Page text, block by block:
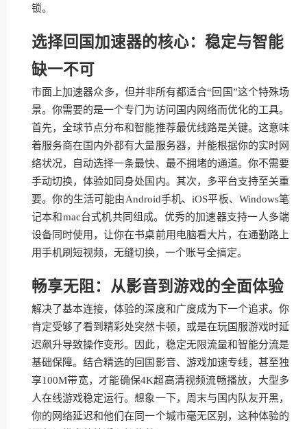
锁。
选择回国加速器的核心：稳定与智能
缺一不可
市面上加速器众多，但并非所有都适合“回国”这个特殊场
景。你需要的是一个专门为访问国内网络而优化的工具。
首先，全球节点分布和智能推荐最优线路是关键。这意味
着服务商在国内外都有大量服务器，并能根据你的实时网
络状况，自动选择一条最快、最不拥堵的通道。你不需要
手动切换，体验如同身处国内。其次，多平台支持至关重
要。你的生活可能由Android手机、iOS平板、Windows笔
记本和mac台式机共同组成。优秀的加速器支持一人多端
设备同时使用，让你在书桌前用电脑看大片，在通勤路上
用手机刷短视频，无缝切换，一个账号全搞定。
畅享无阻：从影音到游戏的全面体验
解决了基本连接，体验的深度和广度成为下一个追求。你
肯定受够了看到精彩处突然卡顿，或是在玩国服游戏时延
迟飙升导致操作变形。因此，稳定无限流量和智能分流是
基础保障。结合精选的回国影音、游戏加速专线，甚至独
享100M带宽，才能确保4K超高清视频流畅播放，大型多
人在线游戏稳定运行。想象一下，周末与国内队友开黑，
你的网络延迟和他们在同一个城市毫无区别，这种体验的